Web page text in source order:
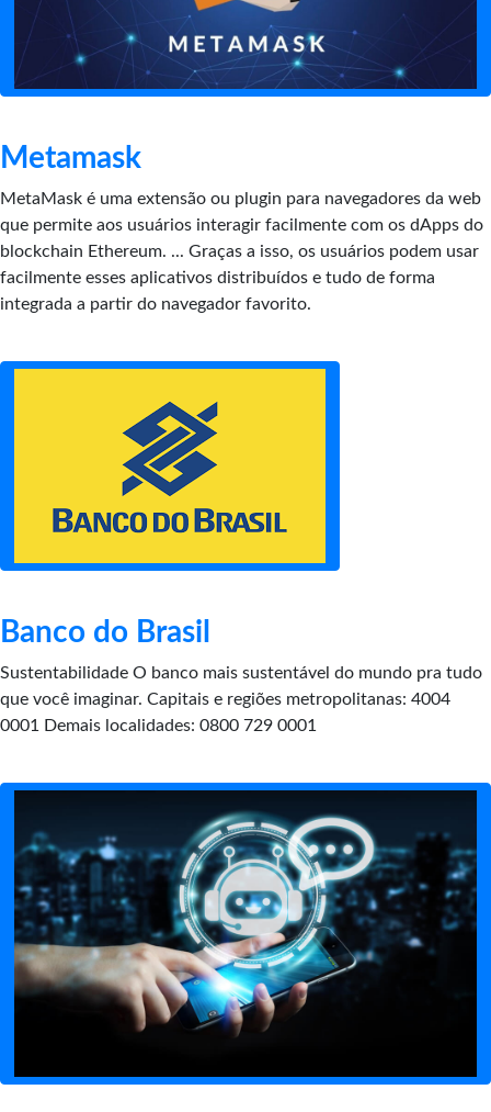
Metamask
MetaMask é uma extensão ou plugin para navegadores da web
que permite aos usuários interagir facilmente com os dApps do
blockchain Ethereum. ... Graças a isso, os usuários podem usar
facilmente esses aplicativos distribuídos e tudo de forma
integrada a partir do navegador favorito.
Banco do Brasil
Sustentabilidade O banco mais sustentável do mundo pra tudo
que você imaginar. Capitais e regiões metropolitanas: 4004
0001 Demais localidades: 0800 729 0001